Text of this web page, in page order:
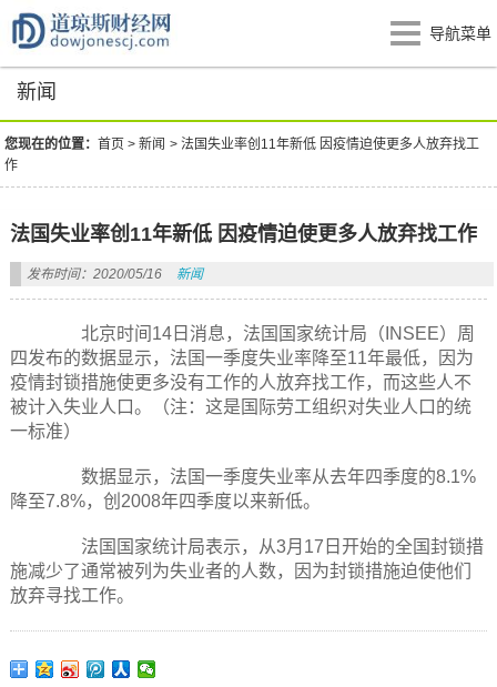
导航菜单
新闻
您现在的位置：首页 >新闻 >法国失业率创11年新低 因疫情迫使更多人放弃找工
作
法国失业率创11年新低 因疫情迫使更多人放弃找工作
发布时间：2020/05/16 新闻
北京时间14日消息，法国国家统计局（INSEE）周
四发布的数据显示，法国一季度失业率降至11年最低，因为
疫情封锁措施使更多没有工作的人放弃找工作，而这些人不
被计入失业人口。（注：这是国际劳工组织对失业人口的统
一标准）
数据显示，法国一季度失业率从去年四季度的8.1%
降至7.8%，创2008年四季度以来新低。
法国国家统计局表示，从3月17日开始的全国封锁措
施减少了通常被列为失业者的人数，因为封锁措施迫使他们
放弃寻找工作。